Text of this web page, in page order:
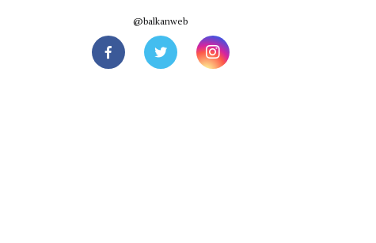
@balkanweb